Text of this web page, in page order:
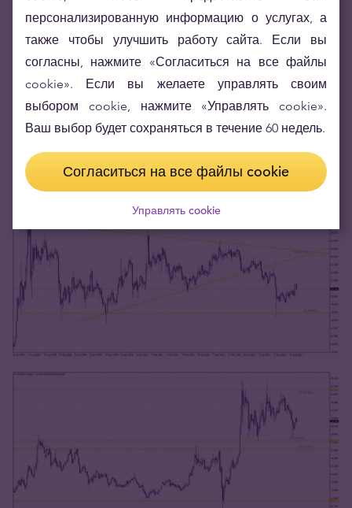
Пара после достижения уровня поддержки на
уровне 18,90 €/oz укрепилась, но всё же месяц
завершился снижением более чем на 5%.
Ситуация на графике аналогична
вышеупомянутой паре серебра в долларах.
Следует обратить внимание на дальнейшие
колебаний для определения дальнейших
тенденций.
персонализированную информацию о услугах, а
также чтобы улучшить работу сайта. Если вы
согласны, нажмите «Согласиться на все файлы
cookie». Если вы желаете управлять своим
выбором cookie, нажмите «Управлять cookie».
Ваш выбор будет сохраняться в течение 60 недель.
Согласиться на все файлы cookie
Управлять cookie